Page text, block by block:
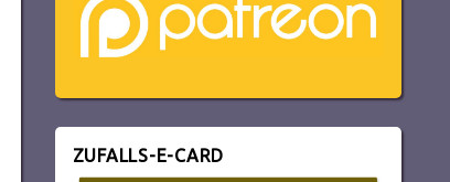
ZUFALLS-E-CARD